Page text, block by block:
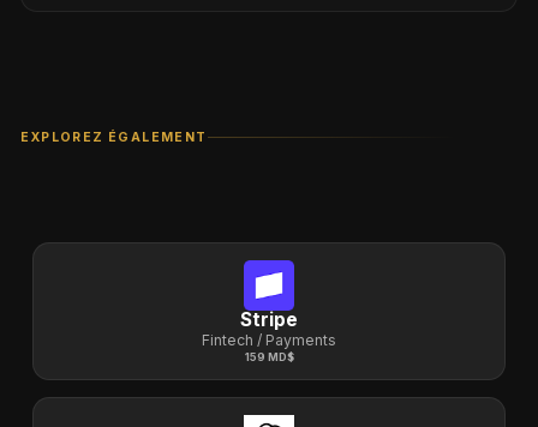
disposez exactement des mêmes droits
économiques qu’un investisseur direct — avec en
plus la force collective de Carré qui vous permet
d’accéder à des opportunités exclusives.
EXPLOREZ ÉGALEMENT
Stripe
Fintech / Payments
159 MD$